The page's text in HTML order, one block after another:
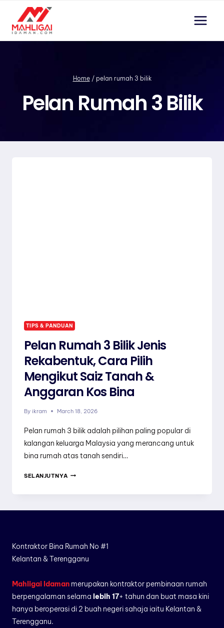
content
Home / pelan rumah 3 bilik
Pelan Rumah 3 Bilik
TIPS & PANDUAN
Pelan Rumah 3 Bilik Jenis
Rekabentuk, Cara Pilih
Mengikut Saiz Tanah &
Anggaran Kos Bina
By ikram March 18, 2026
Pelan rumah 3 bilik adalah pilihan paling popular di
kalangan keluarga Malaysia yang merancang untuk
bina rumah atas tanah sendiri…
SELANJUTNYAPELAN
BILIK
CARA
PILIH
SAIZ
TANAH
&
Kontraktor Bina Rumah No #1
Kelantan & Terengganu
Mahligai Idaman merupakan kontraktor pembinaan rumah
berpengalaman selama lebih 17+ tahun dan buat masa kini
hanya beroperasi di 2 buah negeri sahaja iaitu Kelantan &
Terengganu.